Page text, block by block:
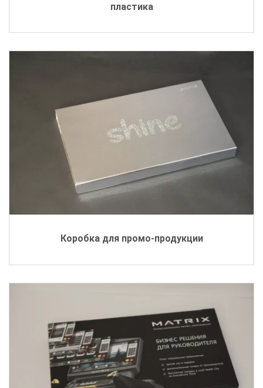
пластика
Коробка для промо-продукции